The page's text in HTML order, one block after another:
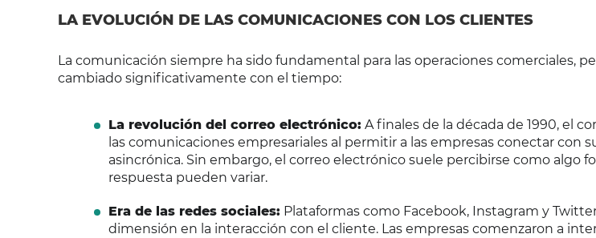
LA EVOLUCIÓN DE LAS COMUNICACIONES CON LOS CLIENTES
La comunicación siempre ha sido fundamental para las operaciones comerciales,
cambiado significativamente con el tiempo:
La revolución del correo electrónico: A finales de la década de 1990, el
las comunicaciones empresariales al permitir a las empresas conectar con
asincrónica. Sin embargo, el correo electrónico suele percibirse como algo
respuesta pueden variar.
Era de las redes sociales: Plataformas como Facebook, Instagram y
dimensión en la interacción con el cliente. Las empresas comenzaron a